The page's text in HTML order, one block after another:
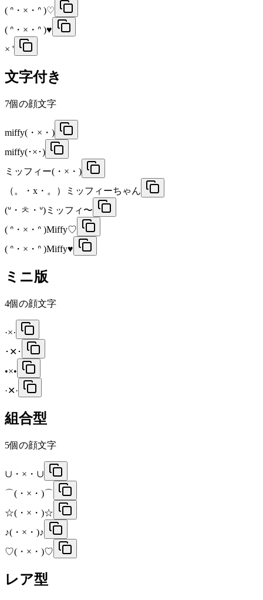
( ᐢ・×・ᐢ )♡
( ᐢ・×・ᐢ )♥
× '
文字付き
7個の顔文字
miffy(・×・)
miffy(･×･)
ミッフィー(・×・)
（。・x・。）ミッフィーちゃん
(ᐡ・ㅊ・ᐡ)ミッフィ〜
( ᐢ・×・ᐢ )Miffy♡
( ᐢ・×・ᐢ )Miffy♥
ミニ版
4個の顔文字
·×·
･✕･
•×•
·✕·
組合型
5個の顔文字
∪・×・∪
⌒(・×・)⌒
☆(・×・)☆
♪(・×・)♪
♡(・×・)♡
レア型